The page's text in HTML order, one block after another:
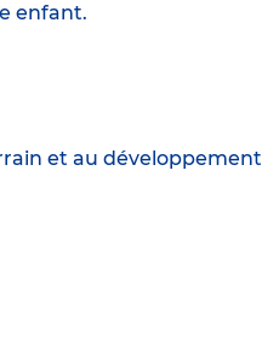
enfant.
et au